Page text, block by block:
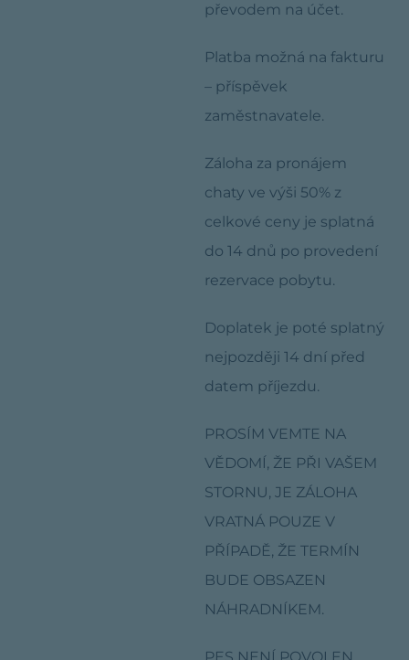
převodem na účet.
Platba možná na fakturu
– příspěvek
zaměstnavatele.
Záloha za pronájem
chaty ve výši 50% z
celkové ceny je splatná
do 14 dnů po provedení
rezervace pobytu.
Doplatek je poté splatný
nejpozději 14 dní před
datem příjezdu.
PROSÍM VEMTE NA
VĚDOMÍ, ŽE PŘI VAŠEM
STORNU, JE ZÁLOHA
VRATNÁ POUZE V
PŘÍPADĚ, ŽE TERMÍN
BUDE OBSAZEN
NÁHRADNÍKEM.